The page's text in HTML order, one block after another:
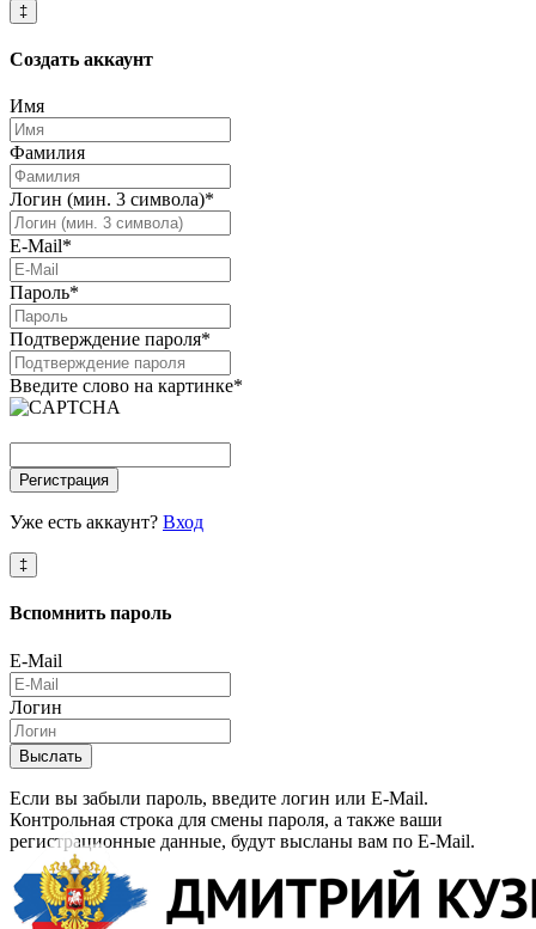
‡
Создать аккаунт
Имя
Фамилия
Логин (мин. 3 символа)*
E-Mail*
Пароль*
Подтверждение пароля*
Введите слово на картинке*
Регистрация
Уже есть аккаунт? Вход
‡
Вспомнить пароль
E-Mail
Логин
Выслать
Если вы забыли пароль, введите логин или E-Mail.
Контрольная строка для смены пароля, а также ваши
регистрационные данные, будут высланы вам по E-Mail.